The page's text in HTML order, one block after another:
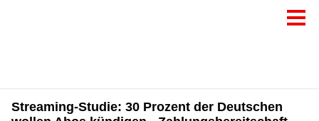
Streaming-Studie: 30 Prozent der Deutschen